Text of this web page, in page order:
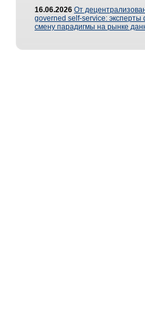
16.06.2026 От
governed self-service: эксперты
смену парадигмы на рынке